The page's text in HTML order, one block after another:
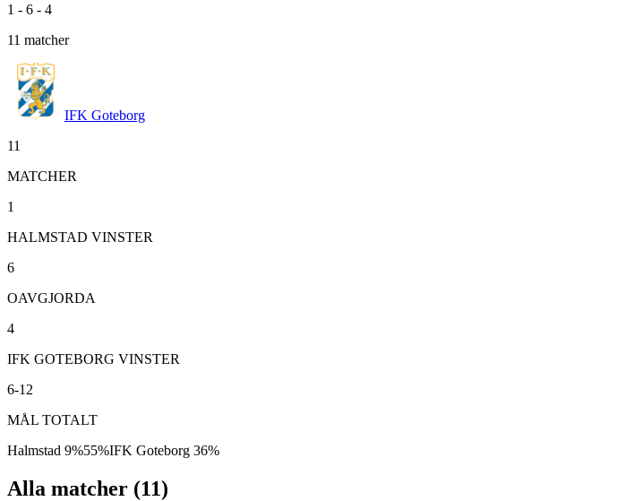
1 - 6 - 4
11 matcher
IFK Goteborg
11
MATCHER
1
HALMSTAD VINSTER
6
OAVGJORDA
4
IFK GOTEBORG VINSTER
6-12
MÅL TOTALT
Halmstad 9%55%IFK Goteborg 36%
Alla matcher (11)